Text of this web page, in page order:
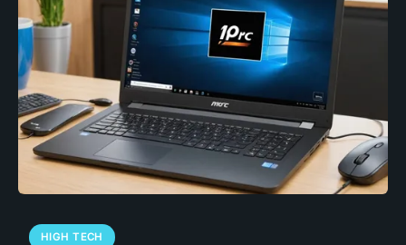
HIGH TECH